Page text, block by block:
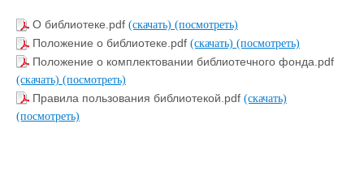
О библиотеке.pdf (скачать) (посмотреть)
Положение о библиотеке.pdf (скачать) (посмотреть)
Положение о комплектовании библиотечного фонда.pdf
(скачать) (посмотреть)
Правила пользования библиотекой.pdf (скачать)
(посмотреть)